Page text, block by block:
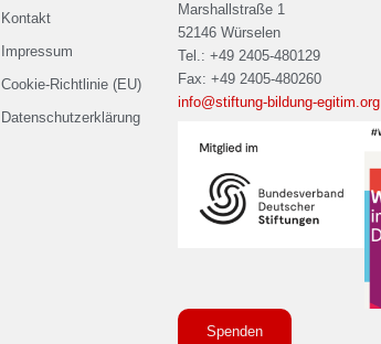
Kontakt
Impressum
Cookie-Richtlinie (EU)
Datenschutzerklärung
Marshallstraße 1
52146 Würselen
Tel.: +49 2405-480129
Fax: +49 2405-480260
info@stiftung-bildung-egitim.org
Spenden